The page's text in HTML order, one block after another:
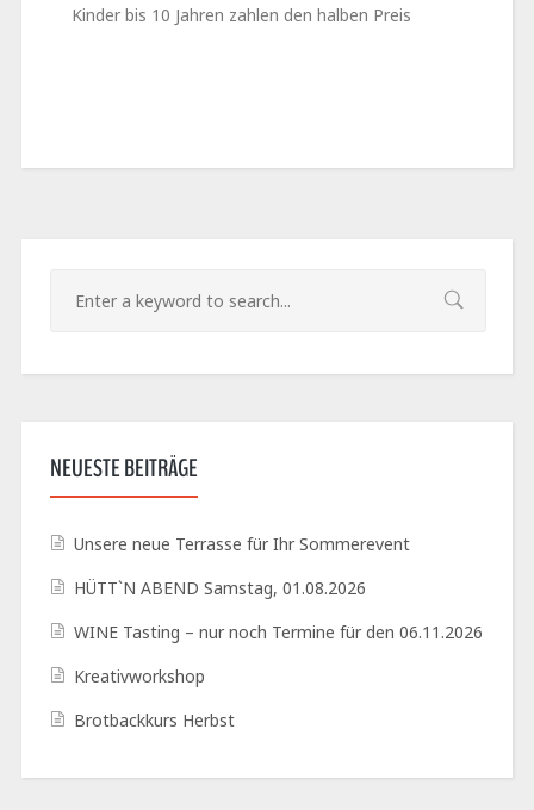
Kinder bis 10 Jahren zahlen den halben Preis
NEUESTE BEITRÄGE
Unsere neue Terrasse für Ihr Sommerevent
HÜTT`N ABEND Samstag, 01.08.2026
WINE Tasting – nur noch Termine für den 06.11.2026
Kreativworkshop
Brotbackkurs Herbst